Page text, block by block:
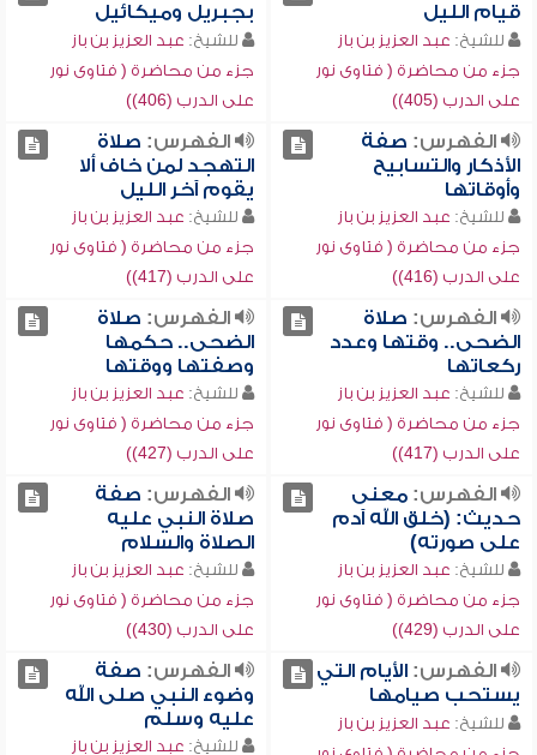
قيام الليل
للشيخ: عبد العزيز بن باز
جزء من محاضرة ( فتاوى نور
على الدرب (405))
بجبريل وميكائيل
للشيخ: عبد العزيز بن باز
جزء من محاضرة ( فتاوى نور
على الدرب (406))
الفهرس: صفة
الأذكار والتسابيح
وأوقاتها
للشيخ: عبد العزيز بن باز
جزء من محاضرة ( فتاوى نور
على الدرب (416))
الفهرس: صلاة
التهجد لمن خاف ألا
يقوم آخر الليل
للشيخ: عبد العزيز بن باز
جزء من محاضرة ( فتاوى نور
على الدرب (417))
الفهرس: صلاة
الضحى.. وقتها وعدد
ركعاتها
للشيخ: عبد العزيز بن باز
جزء من محاضرة ( فتاوى نور
على الدرب (417))
الفهرس: صلاة
الضحى.. حكمها
وصفتها ووقتها
للشيخ: عبد العزيز بن باز
جزء من محاضرة ( فتاوى نور
على الدرب (427))
الفهرس:معنى
حديث: (خلق الله آدم
على صورته)
للشيخ: عبد العزيز بن باز
جزء من محاضرة ( فتاوى نور
على الدرب (429))
الفهرس: صفة
صلاة النبي عليه
الصلاة والسلام
للشيخ: عبد العزيز بن باز
جزء من محاضرة ( فتاوى نور
على الدرب (430))
الفهرس:الأيام التي
يستحب صيامها
للشيخ: عبد العزيز بن باز
الفهرس: صفة
وضوء النبي صلى الله
عليه وسلم
للشيخ: عبد العزيز بن باز